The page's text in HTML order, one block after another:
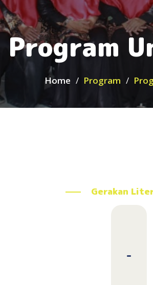
Program
Home Program
Gerakan
-